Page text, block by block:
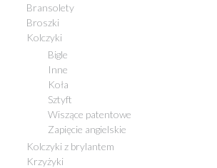
Bransolety
Broszki
Kolczyki
Bigle
Inne
Koła
Sztyft
Wiszące patentowe
Zapięcie angielskie
Kolczyki z brylantem
Krzyżyki